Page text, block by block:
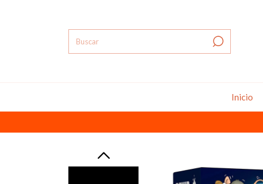
Inicio